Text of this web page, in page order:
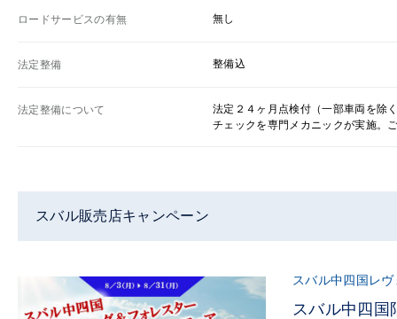
ロードサービスの有無 無し
法定整備 整備込
法定整備について
法定２４ヶ月点検付（一部車両を除
チェックを専門メカニックが実施。
スバル販売店キャンペーン
スバル中四国レ
スバル中四国